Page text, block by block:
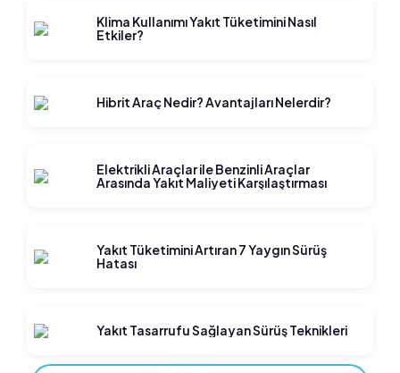
Klima Kullanımı Yakıt Tüketimini Nasıl
Etkiler?
Hibrit Araç Nedir? Avantajları Nelerdir?
Elektrikli Araçlar ile Benzinli Araçlar
Arasında Yakıt Maliyeti Karşılaştırması
Yakıt Tüketimini Artıran 7 Yaygın Sürüş
Hatası
Yakıt Tasarrufu Sağlayan Sürüş Teknikleri